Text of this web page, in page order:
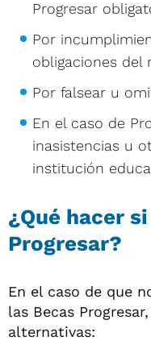
Progresar
Por
obligaciones del
Por falsear u
En el caso de
inasistencias u
institución
¿Qué hacer
Progresar?
En el caso de que
las Becas
alternativas: